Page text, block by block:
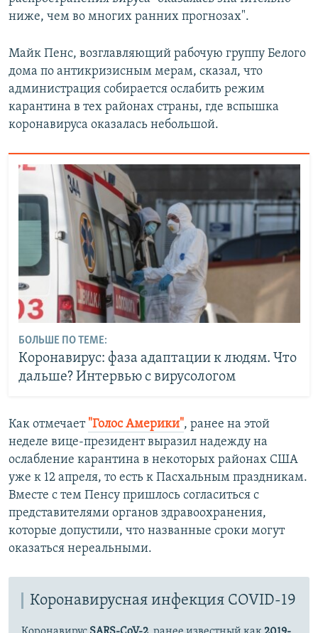
ниже, чем во многих ранних прогнозах".
Майк Пенс, возглавляющий рабочую группу Белого
дома по антикризисным мерам, сказал, что
администрация собирается ослабить режим
карантина в тех районах страны, где вспышка
коронавируса оказалась небольшой.
БОЛЬШЕ ПО ТЕМЕ:
Коронавирус: фаза адаптации к людям. Что
дальше? Интервью с вирусологом
Как отмечает "Голос Америки", ранее на этой
неделе вице-президент выразил надежду на
ослабление карантина в некоторых районах США
уже к 12 апреля, то есть к Пасхальным праздникам.
Вместе с тем Пенсу пришлось согласиться с
представителями органов здравоохранения,
которые допустили, что названные сроки могут
оказаться нереальными.
Коронавирусная инфекция COVID-19